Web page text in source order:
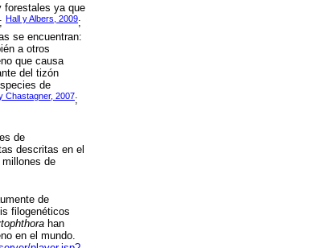
forestales ya que
; Hall y Albers, 2009;
se encuentran:
a otros
que causa
del tizón
de
Chastagner, 2007;
de
descritas en el
de
de
filogenéticos
han
en el mundo.